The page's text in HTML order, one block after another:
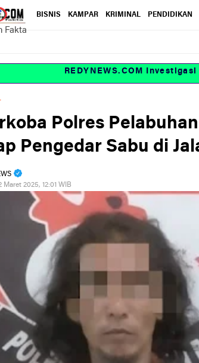
Fakta
BISNIS KAMPAR KRIMINAL PENDIDIKAN
REDYNEWS.COM Investigasi
Polres
Pengedar Sabu di
Maret 2025, 12:01 WIB